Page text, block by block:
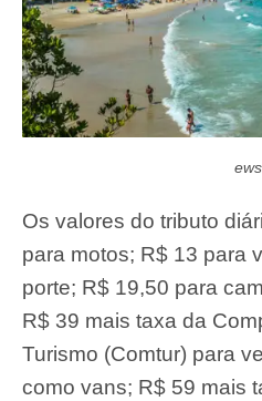
ews
Os valores do tributo
para motos; R$ 13 para
porte; R$ 19,50 para
R$ 39 mais taxa da
Turismo (Comtur) para
como vans; R$ 59 mais